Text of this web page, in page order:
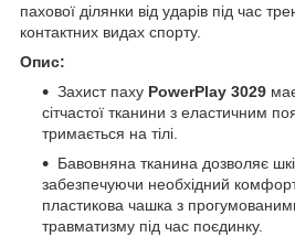
пахової ділянки від ударів під час
контактних видах спорту.
Опис:
Захист паху PowerPlay 3029
сітчастої тканини з еластичним
тримається на тілі.
Бавовняна тканина дозволяє
забезпечуючи необхідний
пластикова чашка з
травматизму під час поєдинку.